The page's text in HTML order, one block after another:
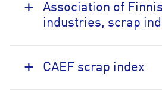
Association of
industries, scrap
CAEF scrap index